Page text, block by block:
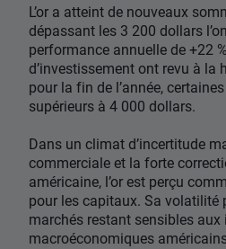
L’or a atteint de nouveaux
dépassant les 3 200 dollars
performance annuelle de +22
d’investissement ont revu à la
pour la fin de l’année,
supérieurs à 4 000 dollars.
Dans un climat d’incertitude
commerciale et la forte
américaine, l’or est perçu
pour les capitaux. Sa volatilité
marchés restant sensibles
macroéconomiques